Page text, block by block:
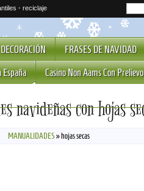
· reciclaje
DECORACIÓN FRASES DE NAVIDAD
España Casino Non Aams Con
navideñas con hojas
MANUALIDADES » hojas secas